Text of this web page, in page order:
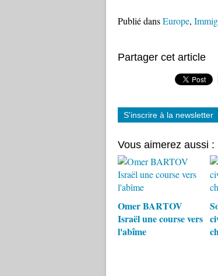
Publié dansEurope,
Partager cet article
S'inscrire à la newsletter
Vous aimerez aussi :
Omer BARTOV
Israël une course vers
l'abîme